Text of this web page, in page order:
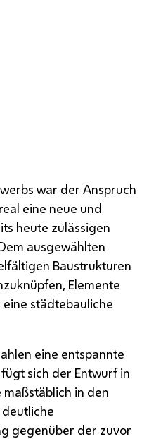
war der Anspruch
eine neue und
heute zulässigen
ausgewählten
Baustrukturen
Elemente
städtebauliche
eine entspannte
sich der Entwurf in
in den
gegenüber der zuvor